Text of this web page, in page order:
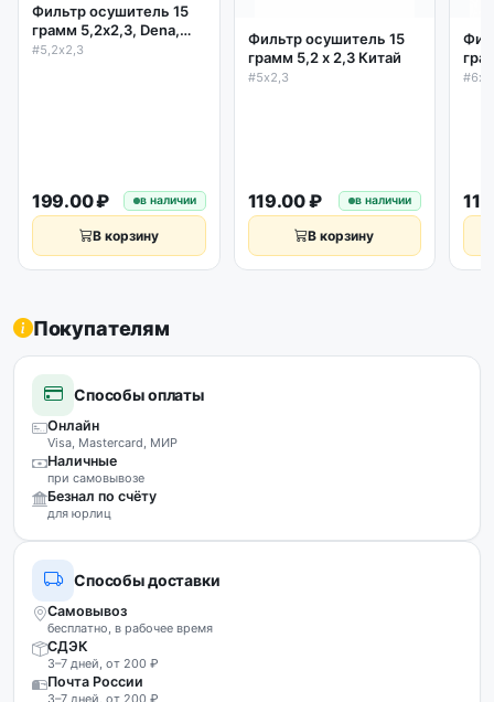
Фильтр осушитель 15
грамм 5,2х2,3, Dena,
Италия
#5,2х2,3
199.00 ₽ в наличии
В корзину
Фильтр осушитель 15
грамм 5,2 х 2,3 Китай
#5х2,3
119.00 ₽ в наличии
В корзину
Покупателям
Способы оплаты
Онлайн
Visa, Mastercard, МИР
Наличные
при самовывозе
Безнал по счёту
для юрлиц
Способы доставки
Самовывоз
бесплатно, в рабочее время
СДЭК
3–7 дней, от 200 ₽
Почта России
3–7 дней, от 200 ₽